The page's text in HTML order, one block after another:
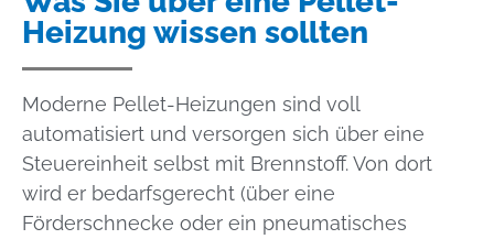
Heizung wissen sollten
Moderne Pellet-Heizungen sind voll
automatisiert und versorgen sich über eine
Steuereinheit selbst mit Brennstoff. Von dort
wird er bedarfsgerecht (über eine
Förderschnecke oder ein pneumatisches